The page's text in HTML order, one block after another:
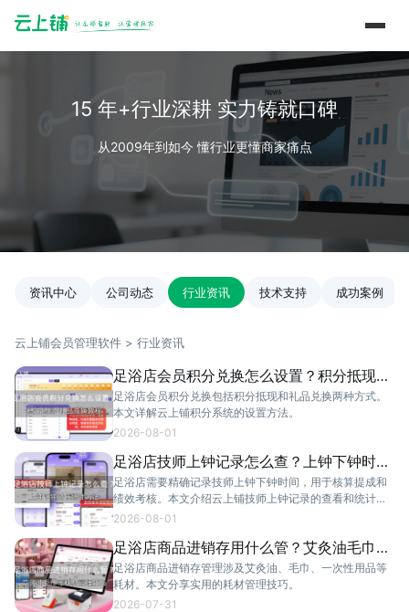
15 年+行业深耕 实力铸就口碑
从2009年到如今 懂行业更懂商家痛点
资讯中心 公司动态 行业资讯 技术支持 成功案例
云上铺会员管理软件 > 行业资讯
足浴店会员积分兑换怎么设置？积分抵现
+礼品兑换教程
足浴店会员积分兑换包括积分抵现和礼品兑换两种方式。
本文详解云上铺积分系统的设置方法。
2026-08-01
足浴店技师上钟记录怎么查？上钟下钟时长
统计方法
足浴店需要精确记录技师上钟下钟时间，用于核算提成和
绩效考核。本文介绍云上铺技师上钟记录的查看和统计方
法。
2026-08-01
足浴店商品进销存用什么管？艾灸油毛巾等
耗材管理技巧
足浴店商品进销存管理涉及艾灸油、毛巾、一次性用品等
耗材。本文分享实用的耗材管理技巧。
2026-07-31